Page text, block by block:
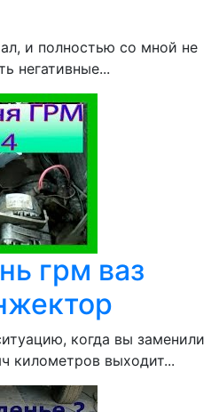
и полностью со мной не
негативные...
грм ваз
когда вы заменили
километров выходит...